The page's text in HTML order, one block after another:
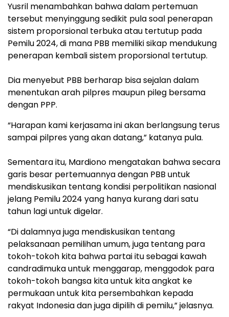
Yusril menambahkan bahwa dalam pertemuan
tersebut menyinggung sedikit pula soal penerapan
sistem proporsional terbuka atau tertutup pada
Pemilu 2024, di mana PBB memiliki sikap mendukung
penerapan kembali sistem proporsional tertutup.
Dia menyebut PBB berharap bisa sejalan dalam
menentukan arah pilpres maupun pileg bersama
dengan PPP.
“Harapan kami kerjasama ini akan berlangsung terus
sampai pilpres yang akan datang,” katanya pula.
Sementara itu, Mardiono mengatakan bahwa secara
garis besar pertemuannya dengan PBB untuk
mendiskusikan tentang kondisi perpolitikan nasional
jelang Pemilu 2024 yang hanya kurang dari satu
tahun lagi untuk digelar.
“Di dalamnya juga mendiskusikan tentang
pelaksanaan pemilihan umum, juga tentang para
tokoh-tokoh kita bahwa partai itu sebagai kawah
candradimuka untuk menggarap, menggodok para
tokoh-tokoh bangsa kita untuk kita angkat ke
permukaan untuk kita persembahkan kepada
rakyat Indonesia dan juga dipilih di pemilu,” jelasnya.